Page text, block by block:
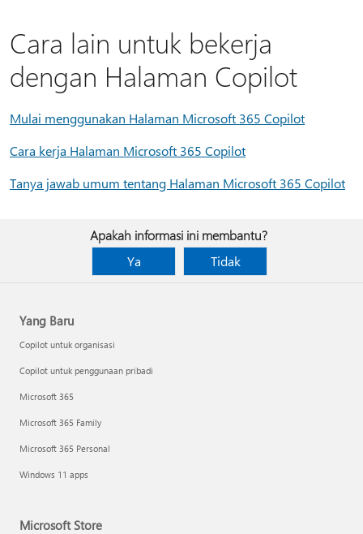
Cara lain untuk bekerja
dengan Halaman Copilot
Mulai menggunakan Halaman Microsoft 365 Copilot
Cara kerja Halaman Microsoft 365 Copilot
Tanya jawab umum tentang Halaman Microsoft 365 Copilot
Apakah informasi ini membantu?
Ya
Tidak
Yang Baru
Copilot untuk organisasi
Copilot untuk penggunaan pribadi
Microsoft 365
Microsoft 365 Family
Microsoft 365 Personal
Windows 11 apps
Microsoft Store